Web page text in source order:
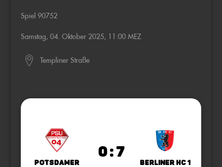
Spiel 90752
Samstag, 04. Oktober 2025, 11:00 MEZ
Templiner Straße
Potsdamer
0 : 7
Berliner HC 1